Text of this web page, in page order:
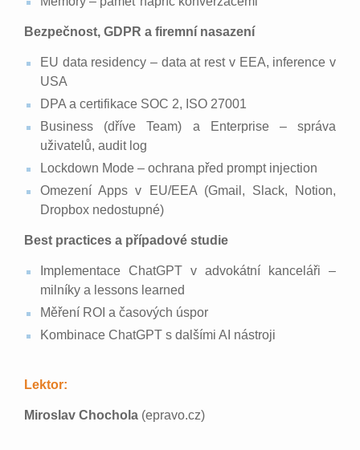
Bezpečnost, GDPR a firemní nasazení
EU data residency – data at rest v EEA, inference v
USA
DPA a certifikace SOC 2, ISO 27001
Business (dříve Team) a Enterprise – správa
uživatelů, audit log
Lockdown Mode – ochrana před prompt injection
Omezení Apps v EU/EEA (Gmail, Slack, Notion,
Dropbox nedostupné)
Best practices a případové studie
Implementace ChatGPT v advokátní kanceláři –
milníky a lessons learned
Měření ROI a časových úspor
Kombinace ChatGPT s dalšími AI nástroji
Lektor:
Miroslav Chochola (epravo.cz)